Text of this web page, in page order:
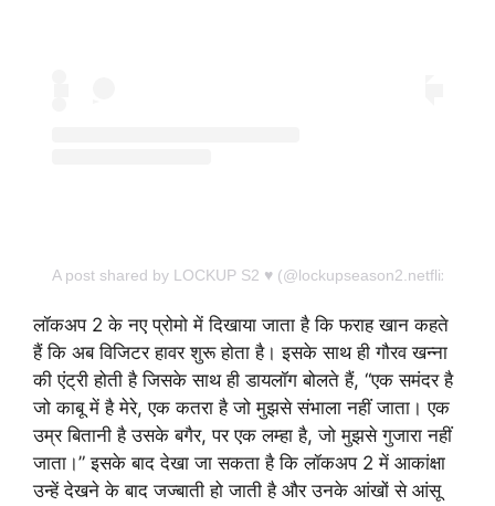
A post shared by LOCKUP S2 ♥️ (@lockupseason2.netflix)
लॉकअप 2 के नए प्रोमो में दिखाया जाता है कि फराह खान कहते
हैं कि अब विजिटर हावर शुरू होता है। इसके साथ ही गौरव खन्ना
की एंट्री होती है जिसके साथ ही डायलॉग बोलते हैं, “एक समंदर है
जो काबू में है मेरे, एक कतरा है जो मुझसे संभाला नहीं जाता। एक
उम्र बितानी है उसके बगैर, पर एक लम्हा है, जो मुझसे गुजारा नहीं
जाता।” इसके बाद देखा जा सकता है कि लॉकअप 2 में आकांक्षा
उन्हें देखने के बाद जज्बाती हो जाती है और उनके आंखों से आंसू